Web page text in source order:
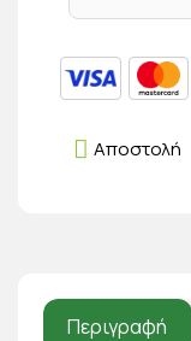
Αποστολή
Περιγραφή